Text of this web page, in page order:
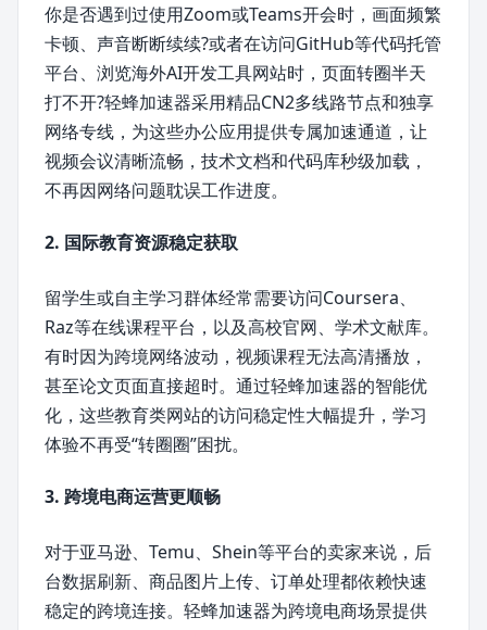
你是否遇到过使用Zoom或Teams开会时，画面频繁
卡顿、声音断断续续?或者在访问GitHub等代码托管
平台、浏览海外AI开发工具网站时，页面转圈半天
打不开?轻蜂加速器采用精品CN2多线路节点和独享
网络专线，为这些办公应用提供专属加速通道，让
视频会议清晰流畅，技术文档和代码库秒级加载，
不再因网络问题耽误工作进度。
2. 国际教育资源稳定获取
留学生或自主学习群体经常需要访问Coursera、
Raz等在线课程平台，以及高校官网、学术文献库。
有时因为跨境网络波动，视频课程无法高清播放，
甚至论文页面直接超时。通过轻蜂加速器的智能优
化，这些教育类网站的访问稳定性大幅提升，学习
体验不再受“转圈圈”困扰。
3. 跨境电商运营更顺畅
对于亚马逊、Temu、Shein等平台的卖家来说，后
台数据刷新、商品图片上传、订单处理都依赖快速
稳定的跨境连接。轻蜂加速器为跨境电商场景提供